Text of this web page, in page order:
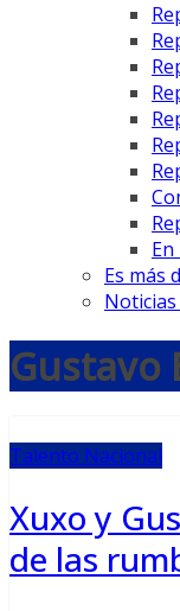
Es más
Gustavo
Talento Nacional
Xuxo y
de las